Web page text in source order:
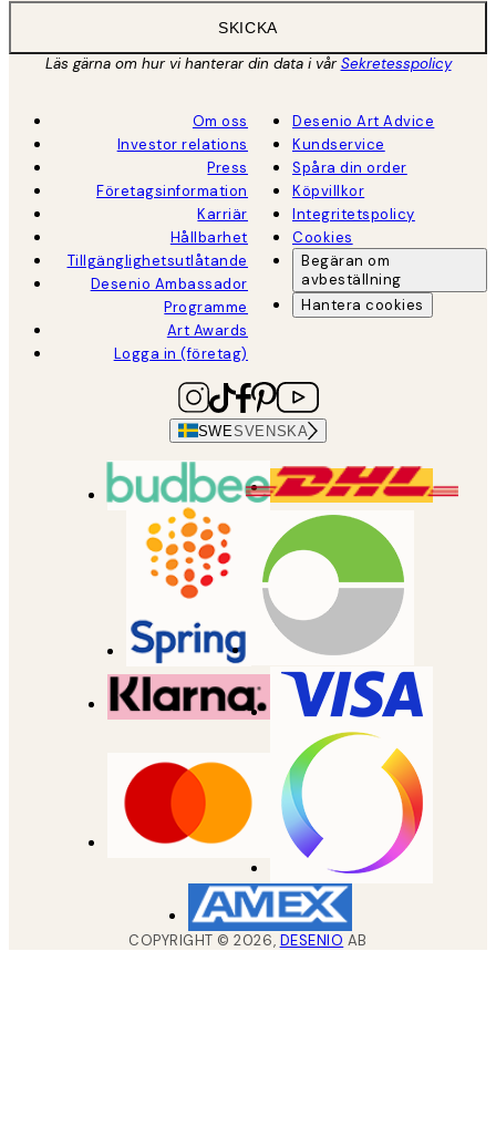
SKICKA
Läs gärna om hur vi hanterar din data i vårSekretesspolicy
Om oss
Investor relations
Press
Företagsinformation
Karriär
Hållbarhet
Tillgänglighetsutlåtande
Desenio Ambassador
Programme
Art Awards
Logga in (företag)
Desenio Art Advice
Kundservice
Spåra din order
Köpvillkor
Integritetspolicy
Cookies
Begäran om
avbeställning
Hantera cookies
SWESVENSKA
COPYRIGHT ©2026, DESENIO AB